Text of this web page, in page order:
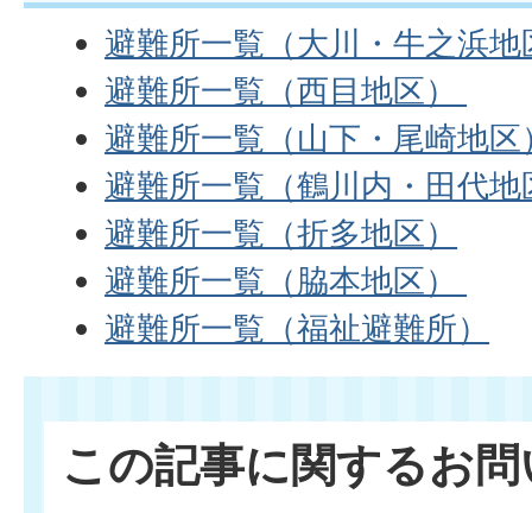
避難所一覧（大川・牛之浜地
避難所一覧（西目地区）
避難所一覧（山下・尾崎地区
避難所一覧（鶴川内・田代
避難所一覧（折多地区）
避難所一覧（脇本地区）
避難所一覧（福祉避難所）
この記事に関するお